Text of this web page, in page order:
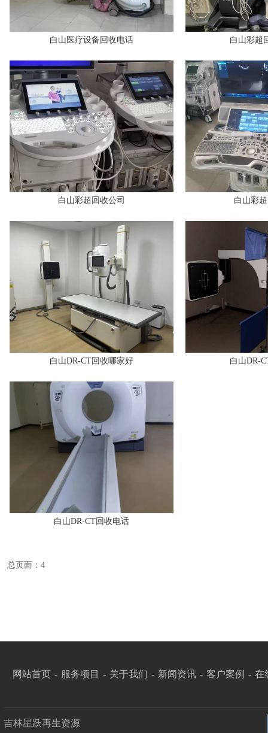
白山医疗设备回收电话 白山彩超
白山彩超回收公司 白山彩
白山DR-CT回收哪家好 白山DR-
白山DR-CT回收电话
总页面：4
网站首页 - 服务项目 - 关于我们 - 新闻资讯 - 客户案例 - 在
吉林星跃再生资源